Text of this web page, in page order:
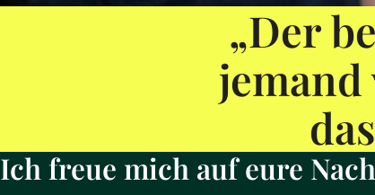
„Der
Ich freue mich auf eure